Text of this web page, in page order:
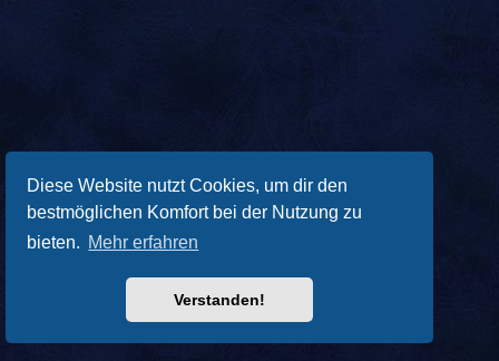
Diese Website nutzt Cookies, um dir den
bestmöglichen Komfort bei der Nutzung zu
bieten. Mehr erfahren
Verstanden!